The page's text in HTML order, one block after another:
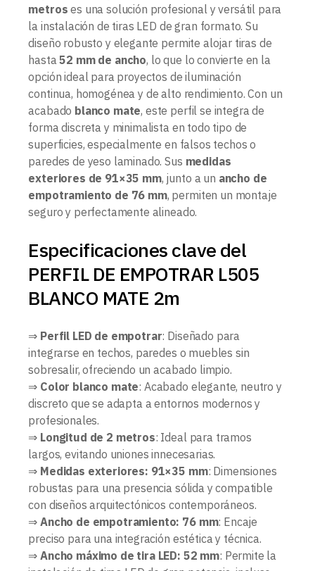
metros es una solución profesional y versátil para
la instalación de tiras LED de gran formato. Su
diseño robusto y elegante permite alojar tiras de
hasta52 mm de ancho, lo que lo convierte en la
opción ideal para proyectos de iluminación
continua, homogénea y de alto rendimiento. Con un
acabado blanco mate, este perfil se integra de
forma discreta y minimalista en todo tipo de
superficies, especialmente en falsos techos o
paredes de yeso laminado. Sus medidas
exteriores de 91×35 mm, junto a un ancho de
empotramiento de 76 mm, permiten un montaje
seguro y perfectamente alineado.
Especificaciones clave del
PERFIL DE EMPOTRAR L505
BLANCO MATE 2m
⇒ Perfil LED de empotrar: Diseñado para
integrarse en techos, paredes o muebles sin
sobresalir, ofreciendo un acabado limpio.
⇒ Color blanco mate: Acabado elegante, neutro y
discreto que se adapta a entornos modernos y
profesionales.
⇒ Longitud de 2 metros: Ideal para tramos
largos, evitando uniones innecesarias.
⇒ Medidas exteriores: 91×35 mm: Dimensiones
robustas para una presencia sólida y compatible
con diseños arquitectónicos contemporáneos.
⇒ Ancho de empotramiento: 76 mm: Encaje
preciso para una integración estética y técnica.
⇒ Ancho máximo de tira LED: 52 mm: Permite la